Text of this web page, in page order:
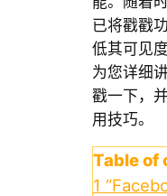
已将戳戳
低其可见
为您详细
戳一下，
用技巧。
Table of
1